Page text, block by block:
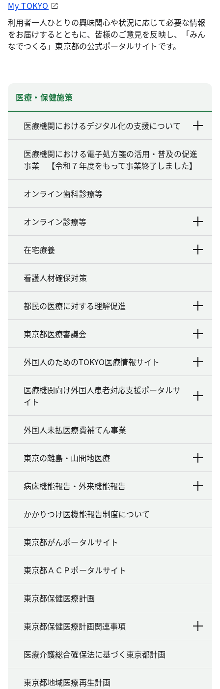
My TOKYO
利用者一人ひとりの興味関心や状況に応じて必要な情報
をお届けするとともに、皆様のご意見を反映し、「みん
なでつくる」東京都の公式ポータルサイトです。
医療・保健施策
医療機関におけるデジタル化の支援について
医療機関における電子処方箋の活用・普及の促進
事業 【令和７年度をもって事業終了しました】
オンライン歯科診療等
オンライン診療等
在宅療養
看護人材確保対策
都民の医療に対する理解促進
東京都医療審議会
外国人のためのTOKYO医療情報サイト
医療機関向け外国人患者対応支援ポータルサ
イト
外国人未払医療費補てん事業
東京の離島・山間地医療
病床機能報告・外来機能報告
かかりつけ医機能報告制度について
東京都がんポータルサイト
東京都ＡＣＰポータルサイト
東京都保健医療計画
東京都保健医療計画関連事項
医療介護総合確保法に基づく東京都計画
東京都地域医療再生計画